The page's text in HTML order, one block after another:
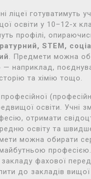
ліцеї готуватимуть
освіти у 10–12-х
профілі,
STEM,
. Предмети можна
— наприклад,
та хімію тощо.
освіти. Учні
отримати
освіту та
можна обирати
фахової
до закладів вищої